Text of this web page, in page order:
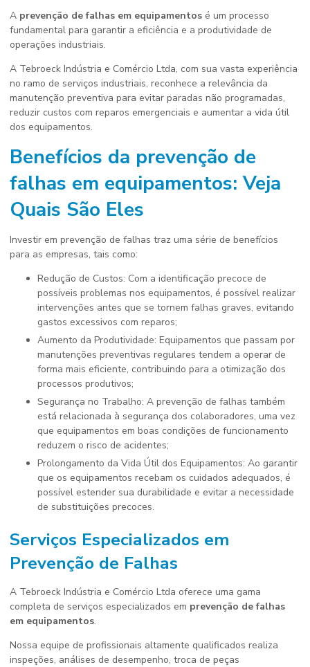
A prevenção de falhas em equipamentos é um processo
fundamental para garantir a eficiência e a produtividade de
operações industriais.
A Tebroeck Indústria e Comércio Ltda, com sua vasta experiência
no ramo de serviços industriais, reconhece a relevância da
manutenção preventiva para evitar paradas não programadas,
reduzir custos com reparos emergenciais e aumentar a vida útil
dos equipamentos.
Benefícios da prevenção de
falhas em equipamentos: Veja
Quais São Eles
Investir em prevenção de falhas traz uma série de benefícios
para as empresas, tais como:
Redução de Custos: Com a identificação precoce de
possíveis problemas nos equipamentos, é possível realizar
intervenções antes que se tornem falhas graves, evitando
gastos excessivos com reparos;
Aumento da Produtividade: Equipamentos que passam por
manutenções preventivas regulares tendem a operar de
forma mais eficiente, contribuindo para a otimização dos
processos produtivos;
Segurança no Trabalho: A prevenção de falhas também
está relacionada à segurança dos colaboradores, uma vez
que equipamentos em boas condições de funcionamento
reduzem o risco de acidentes;
Prolongamento da Vida Útil dos Equipamentos: Ao garantir
que os equipamentos recebam os cuidados adequados, é
possível estender sua durabilidade e evitar a necessidade
de substituições precoces.
Serviços Especializados em
Prevenção de Falhas
A Tebroeck Indústria e Comércio Ltda oferece uma gama
completa de serviços especializados em prevenção de falhas
em equipamentos.
Nossa equipe de profissionais altamente qualificados realiza
inspeções, análises de desempenho, troca de peças